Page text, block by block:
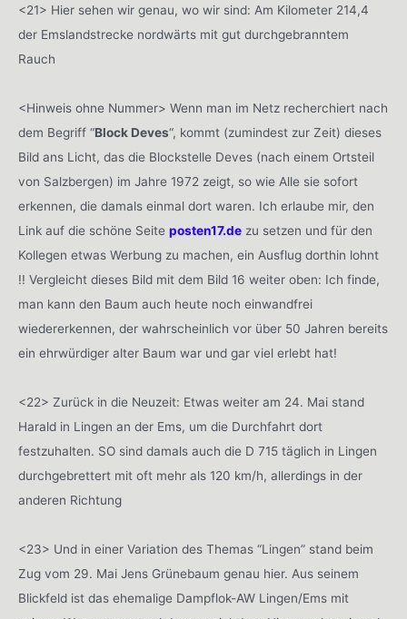
<21> Hier sehen wir genau, wo wir sind: Am Kilometer 214,4
der Emslandstrecke nordwärts mit gut durchgebranntem
Rauch
<Hinweis ohne Nummer> Wenn man im Netz recherchiert nach
dem Begriff “Block Deves“, kommt (zumindest zur Zeit) dieses
Bild ans Licht, das die Blockstelle Deves (nach einem Ortsteil
von Salzbergen) im Jahre 1972 zeigt, so wie Alle sie sofort
erkennen, die damals einmal dort waren. Ich erlaube mir, den
Link auf die schöne Seite posten17.de zu setzen und für den
Kollegen etwas Werbung zu machen, ein Ausflug dorthin lohnt
!! Vergleicht dieses Bild mit dem Bild 16 weiter oben: Ich finde,
man kann den Baum auch heute noch einwandfrei
wiedererkennen, der wahrscheinlich vor über 50 Jahren bereits
ein ehrwürdiger alter Baum war und gar viel erlebt hat!
<22> Zurück in die Neuzeit: Etwas weiter am 24. Mai stand
Harald in Lingen an der Ems, um die Durchfahrt dort
festzuhalten. SO sind damals auch die D 715 täglich in Lingen
durchgebrettert mit oft mehr als 120 km/h, allerdings in der
anderen Richtung
<23> Und in einer Variation des Themas “Lingen” stand beim
Zug vom 29. Mai Jens Grünebaum genau hier. Aus seinem
Blickfeld ist das ehemalige Dampflok-AW Lingen/Ems mit